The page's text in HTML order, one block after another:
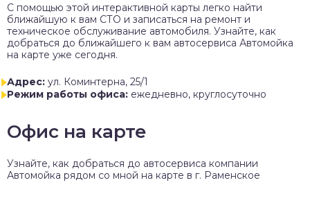
C помощью этой интерактивной карты легко найти
ближайшую к вам СТО и записаться на ремонт и
техническое обслуживание автомобиля. Узнайте, как
добраться до ближайшего к вам автосервиса Автомойка
на карте уже сегодня.
Адрес: ул. Коминтерна, 25/1
Режим работы офиса: ежедневно, круглосуточно
Офис на карте
Узнайте, как добраться до автосервиса компании
Автомойка рядом со мной на карте в г. Раменское